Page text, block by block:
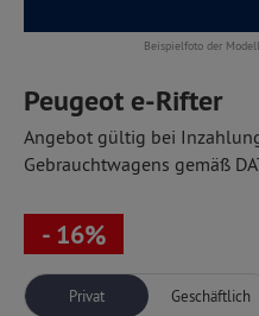
Beispielfoto der
Peugeot e-Rifter
Angebot gültig bei
Gebrauchtwagens gemäß
- 16%
Privat Geschäftlich